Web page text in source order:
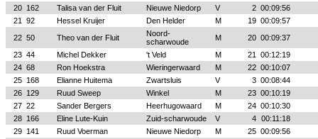
20 162 Talisa van der Fluit Nieuwe Niedorp V 2 00:09:56
21
92 Hessel Kruijer Den Helder M 19 00:09:57
22 50 Theo van der Fluit
Noord-
scharwoude
M 20 00:09:37
23 44 Michel Dekker 't Veld M 21
00:12:19
24 68 Ron Hoekstra Wieringerwaard M 22 00:10:07
25 168 Elianne Huitema Zwartsluis V 3 00:08:44
26 129 Ruud Sweep Winkel M 23 00:10:19
27 22 Sander Bergers Heerhugowaard M 24 00:10:30
28 166 Eline Lute-Kuin Zuid-scharwoude V 4 00:11:18
29 141 Ruud Voerman Nieuwe Niedorp M 25 00:09:56